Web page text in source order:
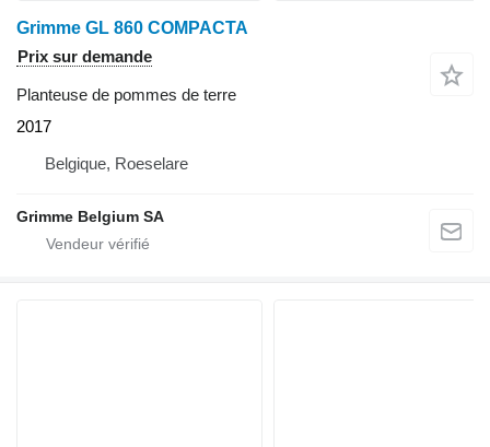
Grimme GL 860 COMPACTA
Prix sur demande
Planteuse de pommes de terre
2017
Belgique, Roeselare
Grimme Belgium SA